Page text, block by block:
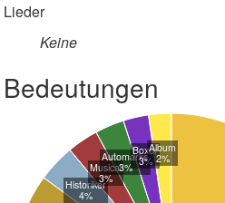
Lieder
Keine
Bedeutungen
Historiker
4%
Musical
3%
Automarke
3%
Boxer
3%
Album
2%